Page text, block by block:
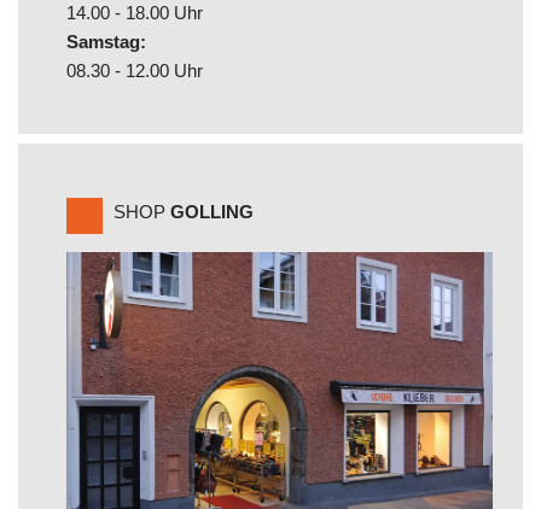
14.00 - 18.00 Uhr
Samstag:
08.30 - 12.00 Uhr
SHOP GOLLING